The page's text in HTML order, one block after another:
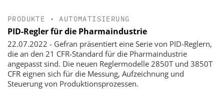
PRODUKTE •AUTOMATISIERUNG
PID-Regler für die Pharmaindustrie
22.07.2022 - Gefran präsentiert eine Serie von PID-Reglern,
die an den 21 CFR-Standard für die Pharmaindustrie
angepasst sind. Die neuen Reglermodelle 2850T und 3850T
CFR eignen sich für die Messung, Aufzeichnung und
Steuerung von Produktionsprozessen.